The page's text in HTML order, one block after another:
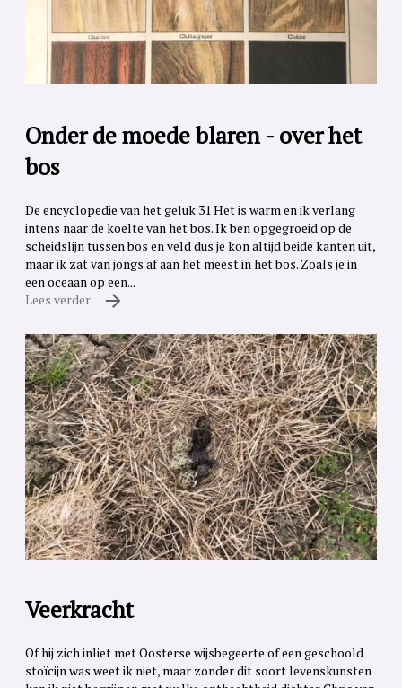
Onder de moede blaren - over het
bos
De encyclopedie van het geluk 31 Het is warm en ik verlang
intens naar de koelte van het bos. Ik ben opgegroeid op de
scheidslijn tussen bos en veld dus je kon altijd beide kanten uit,
maar ik zat van jongs af aan het meest in het bos. Zoals je in
een oceaan op een...
Lees verder
Veerkracht
Of hij zich inliet met Oosterse wijsbegeerte of een geschoold
stoïcijn was weet ik niet, maar zonder dit soort levenskunsten